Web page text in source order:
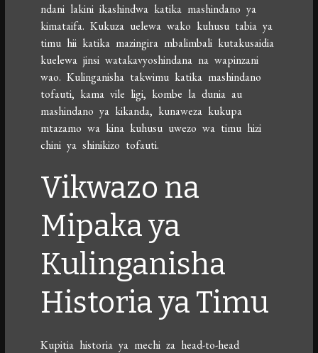
ndani lakini ikashindwa katika mashindano ya
kimataifa. Kukuza uelewa wako kuhusu tabia ya
timu hii katika mazingira mbalimbali kutakusaidia
kuelewa jinsi watakavyoshindana na wapinzani
wao. Kulinganisha takwimu katika mashindano
tofauti, kama vile ligi, kombe la dunia au
mashindano ya kikanda, kunaweza kukupa
mtazamo wa kina kuhusu uwezo wa timu hizi
chini ya shinikizo tofauti.
Vikwazo na
Mipaka ya
Kulinganisha
Historia ya Timu
Kupitia historia ya mechi za head-to-head